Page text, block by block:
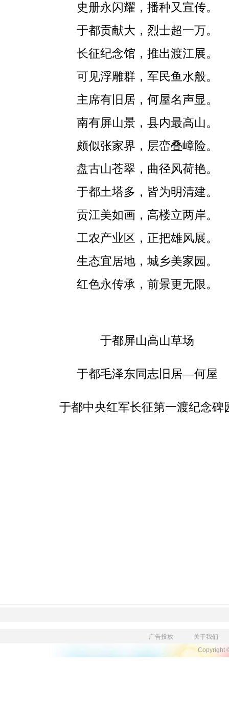
史册永闪耀，播种又宣传。
于都贡献大，烈士超一万。
长征纪念馆，推出渡江展。
可见浮雕群，军民鱼水般。
主席有旧居，何屋名声显。
南有屏山景，县内最高山。
颇似张家界，层峦叠嶂险。
盘古山苍翠，曲径风荷艳。
于都土塔多，皆为明清建。
贡江美如画，高楼立两岸。
工农产业区，正把雄风展。
生态宜居地，城乡美家园。
红色永传承，前景更无限。
于都屏山高山草场
于都毛泽东同志旧居—何屋
于都中央红军长征第一渡纪念碑
广告投放
关于我们
Copyright